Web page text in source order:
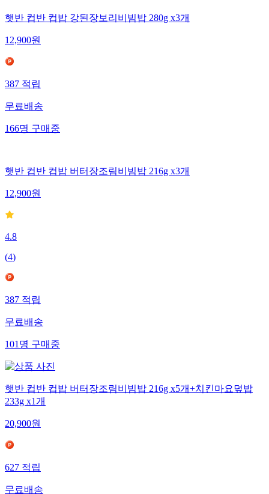
햇반 컵반 컵밥 강된장보리비빔밥 280g x3개
12,900원
387적립
무료배송
166명구매중
햇반 컵반 컵밥 버터장조림비빔밥 216g x3개
12,900원
4.8
(4)
387적립
무료배송
101명구매중
햇반 컵반 컵밥 버터장조림비빔밥 216g x5개+치킨마요덮밥
233g x1개
20,900원
627적립
무료배송